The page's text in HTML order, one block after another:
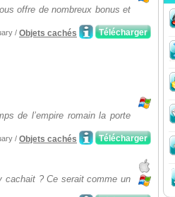
offre de nombreux bonus et
Télécharger
/ Objets cachés
de l’empire romain la porte
Télécharger
/ Objets cachés
cachait ? Ce serait comme un